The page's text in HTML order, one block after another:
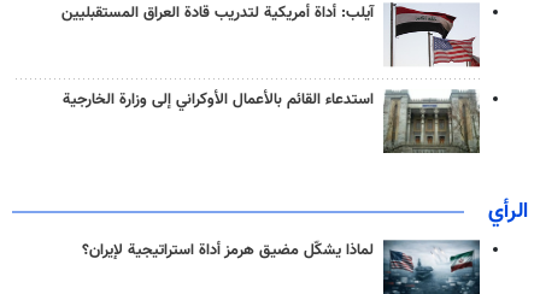
آيلب: أداة أمريكية لتدريب قادة العراق المستقبليين
استدعاء القائم بالأعمال الأوكراني إلى وزارة الخارجية
الرأي
لماذا يشكّل مضيق هرمز أداة استراتيجية لإيران؟